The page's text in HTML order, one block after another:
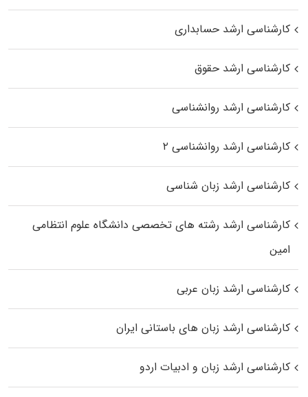
کارشناسی ارشد حسابداری
کارشناسی ارشد حقوق
کارشناسی ارشد روانشناسی
کارشناسی ارشد روانشناسی ۲
کارشناسی ارشد زبان شناسی
کارشناسی ارشد رﺷﺘﻪ ﻫﺎی تخصصی داﻧﺸﮕﺎه ﻋﻠﻮم انتظامی
اﻣﻴﻦ
کارشناسی ارشد زبان عربی
کارشناسی ارشد زبان‌ های باستانی ایران
کارشناسی ارشد زبان و ادبیات اردو